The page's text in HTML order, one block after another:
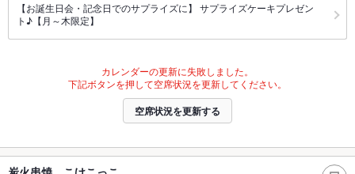
【お誕生日会・記念日でのサプライズに】 サプライズケーキプレゼン
ト♪【月～木限定】
カレンダーの更新に失敗しました。
下記ボタンを押して空席状況を更新してください。
空席状況を更新する